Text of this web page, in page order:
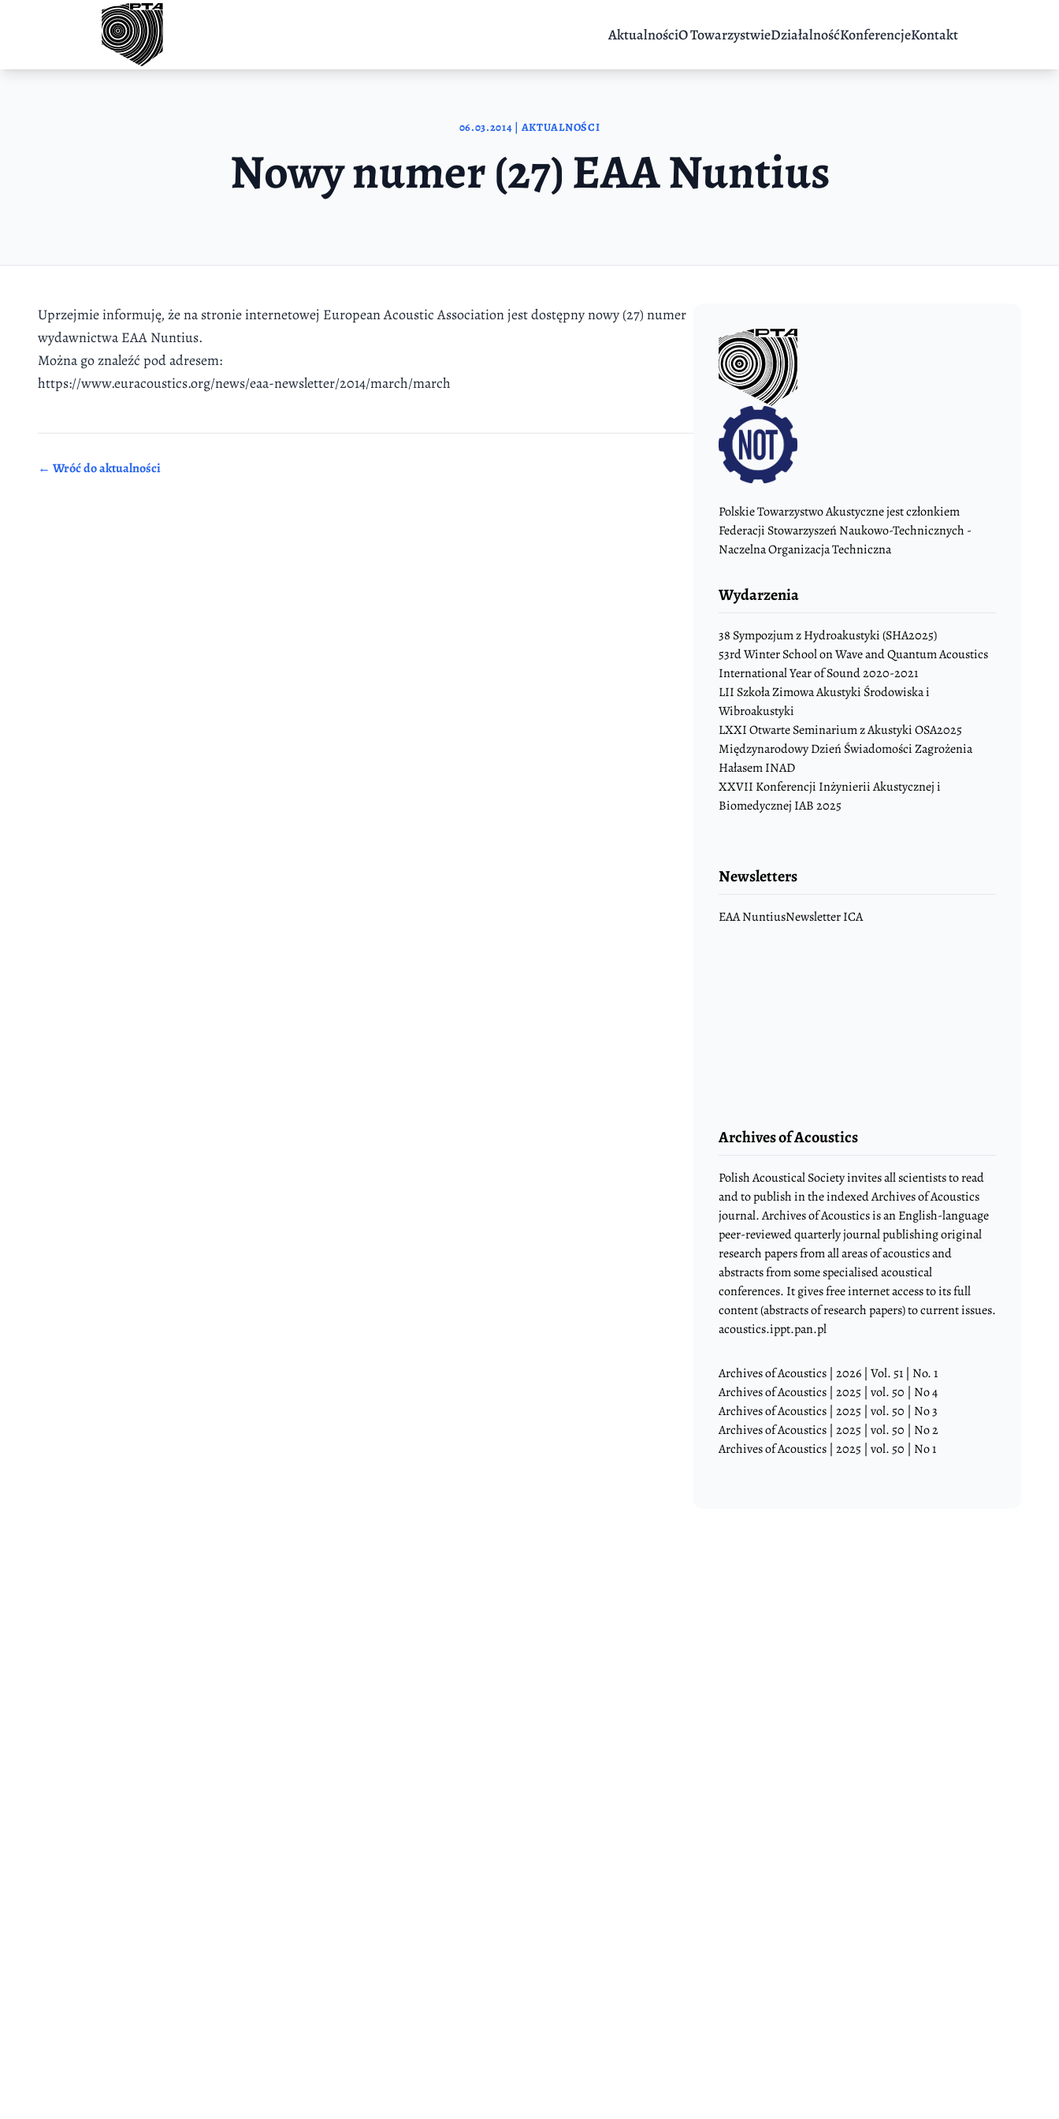
AktualnościO TowarzystwieDziałalnośćKonferencjeKontakt
06.03.2014 | AKTUALNOŚCI
Nowy numer (27) EAA Nuntius
Uprzejmie informuję, że na stronie internetowej European Acoustic Association jest dostępny nowy (27) numer
wydawnictwa EAA Nuntius.
Można go znaleźć pod adresem:
https://www.euracoustics.org/news/eaa-newsletter/2014/march/march
← Wróć do aktualności
Polskie Towarzystwo Akustyczne jest członkiem
Federacji Stowarzyszeń Naukowo-Technicznych -
Naczelna Organizacja Techniczna
Wydarzenia
38 Sympozjum z Hydroakustyki (SHA2025)
53rd Winter School on Wave and Quantum Acoustics
International Year of Sound 2020-2021
LII Szkoła Zimowa Akustyki Środowiska i
Wibroakustyki
LXXI Otwarte Seminarium z Akustyki OSA2025
Międzynarodowy Dzień Świadomości Zagrożenia
Hałasem INAD
XXVII Konferencji Inżynierii Akustycznej i
Biomedycznej IAB 2025
Newsletters
EAA NuntiusNewsletter ICA
Archives of Acoustics
Polish Acoustical Society invites all scientists to read
and to publish in the indexed Archives of Acoustics
journal. Archives of Acoustics is an English-language
peer-reviewed quarterly journal publishing original
research papers from all areas of acoustics and
abstracts from some specialised acoustical
conferences. It gives free internet access to its full
content (abstracts of research papers) to current issues.
acoustics.ippt.pan.pl
Archives of Acoustics | 2026 | Vol. 51 | No. 1
Archives of Acoustics | 2025 | vol. 50 | No 4
Archives of Acoustics | 2025 | vol. 50 | No 3
Archives of Acoustics | 2025 | vol. 50 | No 2
Archives of Acoustics | 2025 | vol. 50 | No 1